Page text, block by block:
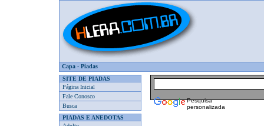
Capa - Piadas
SITE DE PIADAS
Página Inicial
Fale Conosco
Busca
PIADAS E ANEDOTAS
Pesquisa
personalizada